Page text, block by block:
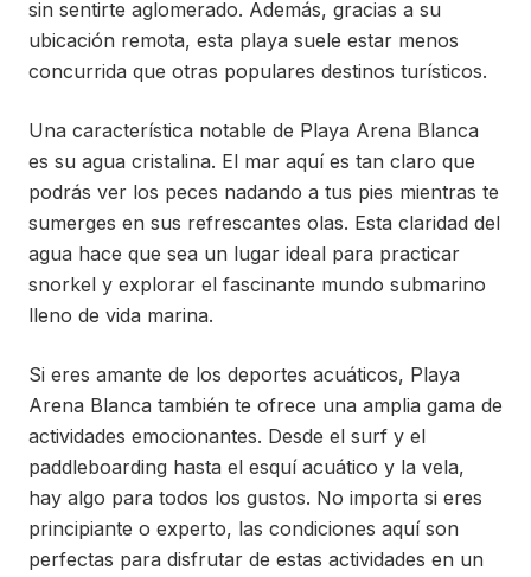
sin sentirte aglomerado. Además, gracias a su
ubicación remota, esta playa suele estar menos
concurrida que otras populares destinos turísticos.
Una característica notable de Playa Arena Blanca
es su agua cristalina. El mar aquí es tan claro que
podrás ver los peces nadando a tus pies mientras te
sumerges en sus refrescantes olas. Esta claridad del
agua hace que sea un lugar ideal para practicar
snorkel y explorar el fascinante mundo submarino
lleno de vida marina.
Si eres amante de los deportes acuáticos, Playa
Arena Blanca también te ofrece una amplia gama de
actividades emocionantes. Desde el surf y el
paddleboarding hasta el esquí acuático y la vela,
hay algo para todos los gustos. No importa si eres
principiante o experto, las condiciones aquí son
perfectas para disfrutar de estas actividades en un